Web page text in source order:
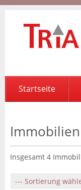
Startseite
Insgesamt 4